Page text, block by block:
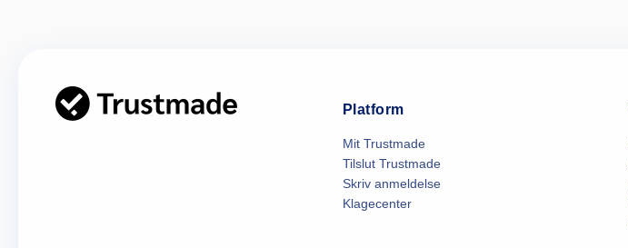
Platform
Mit Trustmade
Tilslut Trustmade
Skriv anmeldelse
Klagecenter